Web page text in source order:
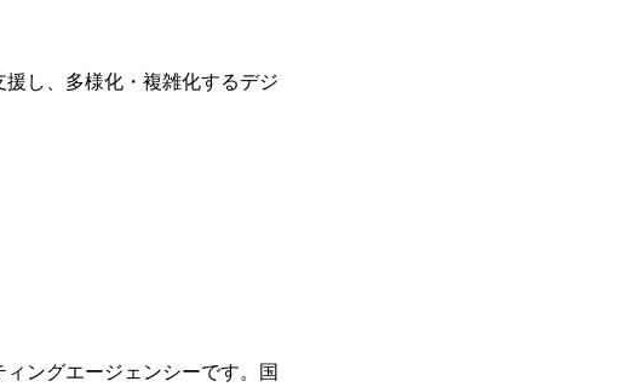
し、多様化・複雑化するデジ
ングエージェンシーです。国